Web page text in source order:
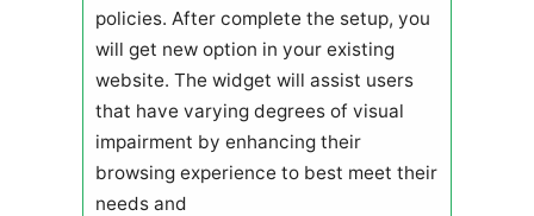
policies. After complete the setup, you
will get new option in your existing
website. The widget will assist users
that have varying degrees of visual
impairment by enhancing their
browsing experience to best meet their
needs and